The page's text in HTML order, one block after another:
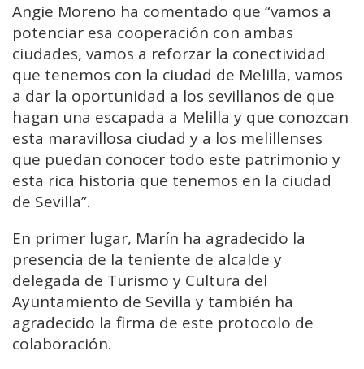
Angie Moreno ha comentado que “vamos a
potenciar esa cooperación con ambas
ciudades, vamos a reforzar la conectividad
que tenemos con la ciudad de Melilla, vamos
a dar la oportunidad a los sevillanos de que
hagan una escapada a Melilla y que conozcan
esta maravillosa ciudad y a los melillenses
que puedan conocer todo este patrimonio y
esta rica historia que tenemos en la ciudad
de Sevilla”.
En primer lugar, Marín ha agradecido la
presencia de la teniente de alcalde y
delegada de Turismo y Cultura del
Ayuntamiento de Sevilla y también ha
agradecido la firma de este protocolo de
colaboración.